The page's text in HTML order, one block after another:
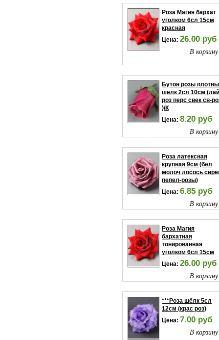
Роза Магия бархат
уголком 6сл 15см
красная
Цена: 26.00 руб
В
Бутон розы
шелк 2сл 10см
роз перс свек св-
)/К
Цена: 8.20 руб
В
Роза латексная
крупная 9см (бел
молоч лосось
пепел-розы)
Цена: 6.85 руб
В
Роза Магия
бархатная
тонированная
уголком 6сл 15см
Цена: 26.00 руб
В
***Роза шёлк 5сл
12см (крас роз)
Цена: 7.00 руб
В